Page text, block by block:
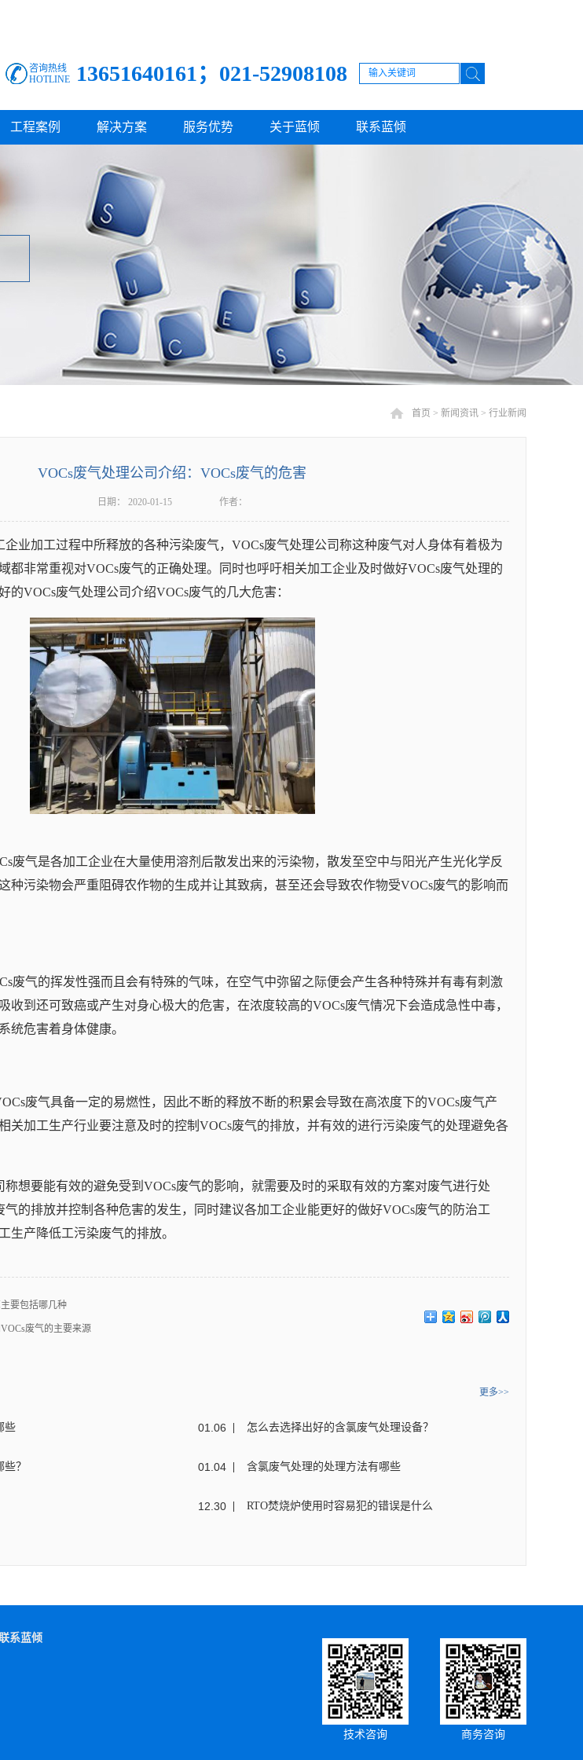
咨询热线
HOTLINE
13651640161；021-52908108
工程案例 解决方案 服务优势 关于蓝倾 联系蓝倾
首页 > 新闻资讯 > 行业新闻
VOCs废气处理公司介绍：VOCs废气的危害
日期： 2020-01-15 作者：
企业加工过程中所释放的各种污染废气，VOCs废气处理公司称这种废气对人身体有着极为
都非常重视对VOCs废气的正确处理。同时也呼吁相关加工企业及时做好VOCs废气处理的
的VOCs废气处理公司介绍VOCs废气的几大危害：
废气是各加工企业在大量使用溶剂后散发出来的污染物，散发至空中与阳光产生光化学反
种污染物会严重阻碍农作物的生成并让其致病，甚至还会导致农作物受VOCs废气的影响而
废气的挥发性强而且会有特殊的气味，在空气中弥留之际便会产生各种特殊并有毒有刺激
收到还可致癌或产生对身心极大的危害，在浓度较高的VOCs废气情况下会造成急性中毒，
统危害着身体健康。
废气具备一定的易燃性，因此不断的释放不断的积累会导致在高浓度下的VOCs废气产
关加工生产行业要注意及时的控制VOCs废气的排放，并有效的进行污染废气的处理避免各
称想要能有效的避免受到VOCs废气的影响，就需要及时的采取有效的方案对废气进行处
气的排放并控制各种危害的发生，同时建议各加工企业能更好的做好VOCs废气的防治工
生产降低工污染废气的排放。
要包括哪几种
废气的主要来源
更多>>
些 01 06 怎么去选择出好的含氯废气处理设备？
？ 01 04 含氯废气处理的处理方法有哪些
12 30 RTO焚烧炉使用时容易犯的错误是什么
技术咨询 商务咨询
系蓝倾